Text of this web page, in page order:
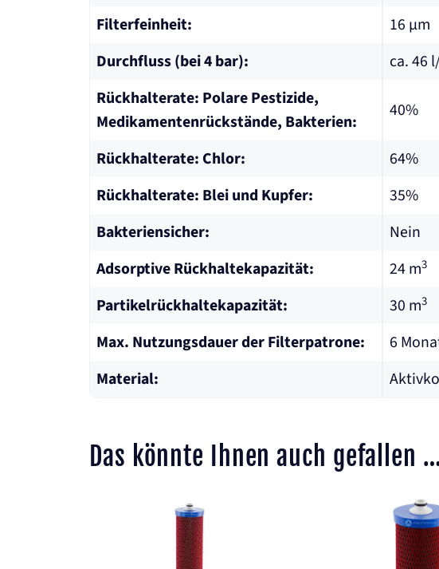
Filterfeinheit:
16 µm
Durchfluss (bei 4 bar):
ca. 46
Rückhalterate: Polare Pestizide,
Medikamentenrückstände, Bakterien:
40%
Rückhalterate: Chlor:
64%
Rückhalterate: Blei und Kupfer:
35%
Bakteriensicher:
Nein
Adsorptive Rückhaltekapazität:
24 m3
Partikelrückhaltekapazität: 30 m3
Max. Nutzungsdauer der Filterpatrone:
6
Material:
Das könnte Ihnen auch gefallen